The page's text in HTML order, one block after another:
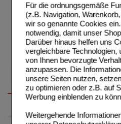
Für die ordnungsgemäße
(z.B. Navigation,
wir so genannte Cookies
notwendig, damit unser
Darüber hinaus helfen uns
vergleichbare Technologien,
von Ihnen bevorzugte
anzupassen. Die
unsere Seiten nutzen,
zu optimieren oder z.B. auf
Werbung einblenden zu
Weitergehende